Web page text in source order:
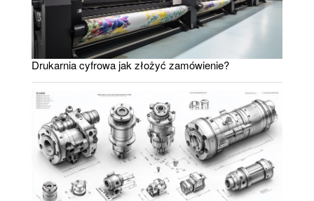
Drukarnia cyfrowa jak złożyć zamówienie?